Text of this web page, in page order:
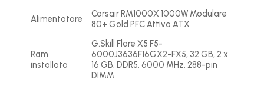
Alimentatore
Corsair RM1000X 1000W Modulare
80+ Gold PFC Attivo ATX
Ram
installata
G.Skill Flare X5 F5-
6000J3636F16GX2-FX5, 32 GB, 2 x
16 GB, DDR5, 6000 MHz, 288-pin
DIMM